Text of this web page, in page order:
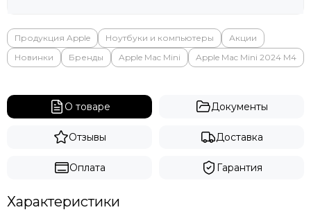
Продукция Apple Ноутбуки и компьютеры
Акции
Новинки
Бренды Apple Mac Mini Apple Mac Mini 2024 M4
О товаре Документы
Отзывы Доставка
Оплата Гарантия
Характеристики